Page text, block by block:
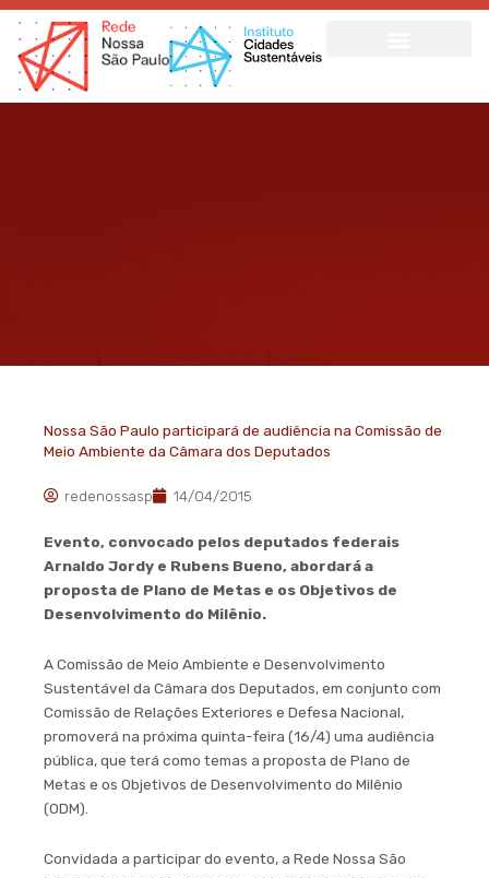
Ir
para
conteúdo
Nossa São Paulo participará de audiência na Comissão de
Meio Ambiente da Câmara dos Deputados
redenossasp 14/04/2015
Evento, convocado pelos deputados federais
Arnaldo Jordy e Rubens Bueno, abordará a
proposta de Plano de Metas e os Objetivos de
Desenvolvimento do Milênio.
A Comissão de Meio Ambiente e Desenvolvimento
Sustentável da Câmara dos Deputados, em conjunto com
Comissão de Relações Exteriores e Defesa Nacional,
promoverá na próxima quinta-feira (16/4) uma audiência
pública, que terá como temas a proposta de Plano de
Metas e os Objetivos de Desenvolvimento do Milênio
(ODM).
Convidada a participar do evento, a Rede Nossa São